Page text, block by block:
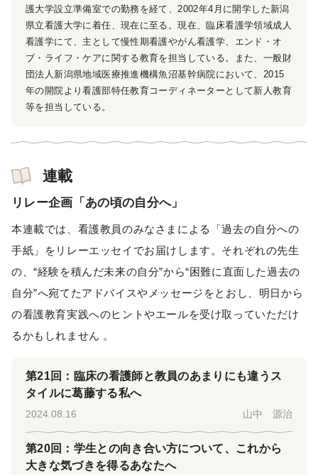
護大学設立準備室での勤務を経て、2002年4月に開学した新潟
県立看護大学に着任、現在に至る。現在、臨床看護学領域成人
看護学にて、主として慢性期看護やがん看護学、エンド・オ
ブ・ライフ・ケアに関する教育を担当している。また、一般財
団法人新潟県地域医療推進機構魚沼基幹病院において、2015
年の開院より看護部特任教育コーディネーターとして新人教育
等を担当している。
連載
リレー企画「あの頃の自分へ」
本連載では、看護教員のみなさまによる「過去の自分への
手紙」をリレーエッセイでお届けします。それぞれの先生
の、“経験を積んだ未来の自分”から“困難に直面した過去の
自分”へ宛てたアドバイスやメッセージをとおし、明日から
の看護教育実践へのヒントやエールを受け取っていただけ
るかもしれません 。
第21回：臨床の看護師と教員のあまりにも違うス
タイルに葛藤する私へ
2024.08.16 山中 源治
第20回：学生との向き合い方について、これから
大きな気づきを得るあなたへ